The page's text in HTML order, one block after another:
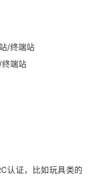
/终端站
端站
认证，比如玩具类的